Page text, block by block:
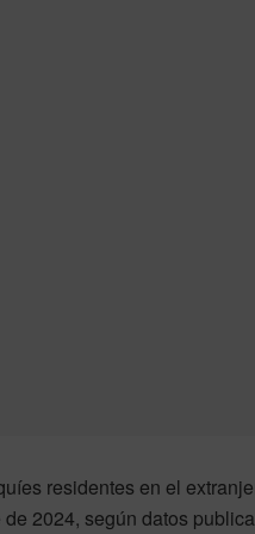
residentes en el
2024, según datos